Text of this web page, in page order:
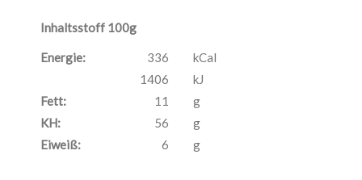
Inhaltsstoff 100g
Energie: 336
kCal
1406
kJ
Fett:
11
g
KH:
56
g
Eiweiß:
6 g